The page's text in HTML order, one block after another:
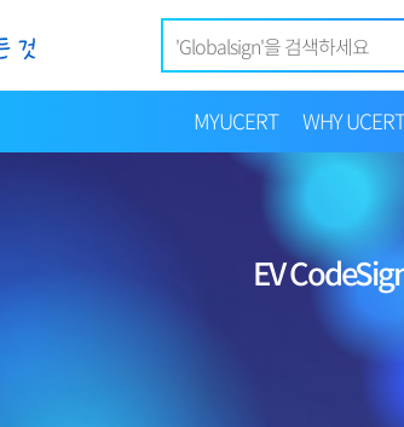
MYUCERT WHY UCERT
EV